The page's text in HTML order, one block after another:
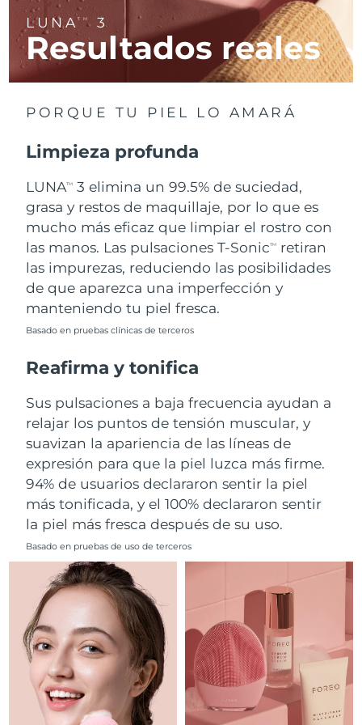
LUNATM 3
Resultados reales
PORQUE TU PIEL LO AMARÁ
Limpieza profunda
LUNATM
3 elimina un 99.5% de suciedad,
grasa y restos de maquillaje, por lo que es
mucho más eficaz que limpiar el rostro con
las manos. Las pulsaciones T-SonicTM
retiran
las impurezas, reduciendo las posibilidades
de que aparezca una imperfección y
manteniendo tu piel fresca.
Basado en pruebas clínicas de terceros
Reafirma y tonifica
Sus pulsaciones a baja frecuencia ayudan a
relajar los puntos de tensión muscular, y
suavizan la apariencia de las líneas de
expresión para que la piel luzca más firme.
94% de usuarios declararon sentir la piel
más tonificada, y el 100% declararon sentir
la piel más fresca después de su uso.
Basado en pruebas de uso de terceros
RAE de Macao
(China)
Entrega prevista8/13/26
Mónaco Entrega prevista8/12/26
Países Bajos Entrega prevista8/11/26
Nueva Zelanda Entrega prevista
Omán
Filipinas Entrega prevista 8/14/26
Polonia Entrega prevista8/12/26
Portugal Entrega prevista 8/11/26
Puerto Rico Entrega prevista8/13/26
Catar
Reunión Entrega prevista
Rumanía Entrega prevista
Rusia Entrega prevista 8/19/26
Arabia Saudí Entrega prevista8/12/26